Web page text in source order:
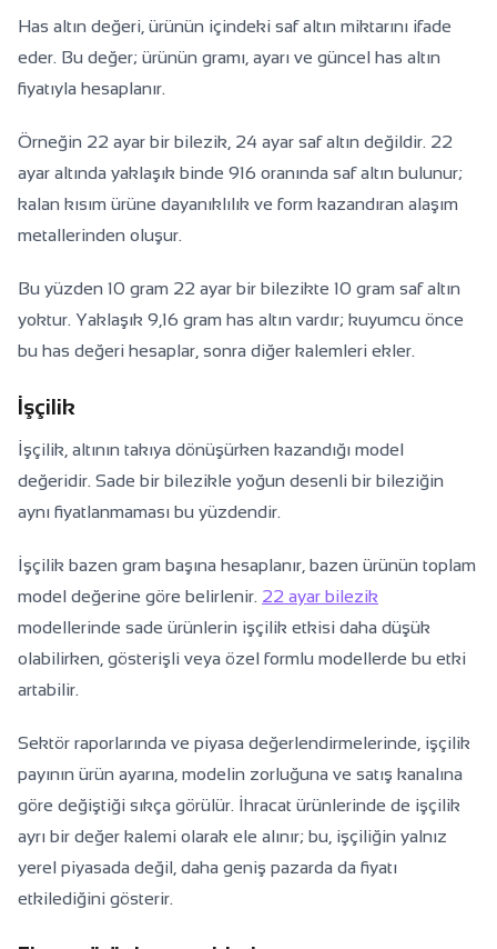
Has altın değeri, ürünün içindeki saf altın miktarını ifade
eder. Bu değer; ürünün gramı, ayarı ve güncel has altın
fiyatıyla hesaplanır.
Örneğin 22 ayar bir bilezik, 24 ayar saf altın değildir. 22
ayar altında yaklaşık binde 916 oranında saf altın bulunur;
kalan kısım ürüne dayanıklılık ve form kazandıran alaşım
metallerinden oluşur.
Bu yüzden 10 gram 22 ayar bir bilezikte 10 gram saf altın
yoktur. Yaklaşık 9,16 gram has altın vardır; kuyumcu önce
bu has değeri hesaplar, sonra diğer kalemleri ekler.
İşçilik
İşçilik, altının takıya dönüşürken kazandığı model
değeridir. Sade bir bilezikle yoğun desenli bir bileziğin
aynı fiyatlanmaması bu yüzdendir.
İşçilik bazen gram başına hesaplanır, bazen ürünün toplam
model değerine göre belirlenir. 22 ayar bilezik
modellerinde sade ürünlerin işçilik etkisi daha düşük
olabilirken, gösterişli veya özel formlu modellerde bu etki
artabilir.
Sektör raporlarında ve piyasa değerlendirmelerinde, işçilik
payının ürün ayarına, modelin zorluğuna ve satış kanalına
göre değiştiği sıkça görülür. İhracat ürünlerinde de işçilik
ayrı bir değer kalemi olarak ele alınır; bu, işçiliğin yalnız
yerel piyasada değil, daha geniş pazarda da fiyatı
etkilediğini gösterir.